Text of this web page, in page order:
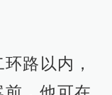
路以内，